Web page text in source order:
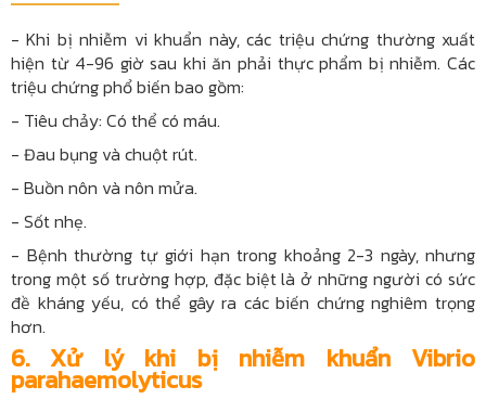
- Khi bị nhiễm vi khuẩn này, các triệu chứng thường xuất
hiện từ 4-96 giờ sau khi ăn phải thực phẩm bị nhiễm. Các
triệu chứng phổ biến bao gồm:
- Tiêu chảy: Có thể có máu.
- Đau bụng và chuột rút.
- Buồn nôn và nôn mửa.
- Sốt nhẹ.
- Bệnh thường tự giới hạn trong khoảng 2-3 ngày, nhưng
trong một số trường hợp, đặc biệt là ở những người có sức
đề kháng yếu, có thể gây ra các biến chứng nghiêm trọng
hơn.
6.Xử lý khi bị nhiễm khuẩn Vibrio
parahaemolyticus